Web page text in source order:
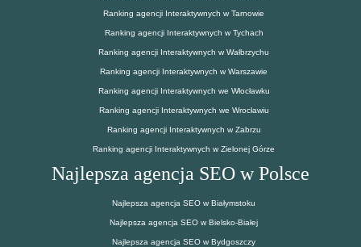
Ranking agencji Interaktywnych w Tarnowie
Ranking agencji Interaktywnych w Tychach
Ranking agencji Interaktywnych w Wałbrzychu
Ranking agencji Interaktywnych w Warszawie
Ranking agencji Interaktywnych we Włocławku
Ranking agencji Interaktywnych we Wrocławiu
Ranking agencji Interaktywnych w Zabrzu
Ranking agencji Interaktywnych w Zielonej Górze
Najlepsza agencja SEO w Polsce
Najlepsza agencja SEO w Białymstoku
Najlepsza agencja SEO w Bielsko-Białej
Najlepsza agencja SEO w Bydgoszczy